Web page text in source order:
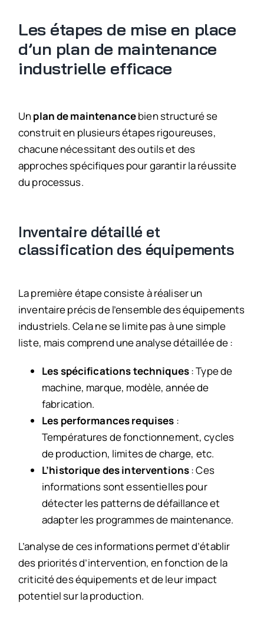
Les étapes de mise en place
d’un plan de maintenance
industrielle efficace
Un plan de maintenancebien structuré se
construit en plusieurs étapes rigoureuses,
chacune nécessitant des outils et des
approches spécifiques pour garantir la réussite
du processus.
Inventaire détaillé et
classification des équipements
La première étape consiste à réaliser un
inventaire précis de l’ensemble des équipements
industriels. Cela ne se limite pas à une simple
liste, mais comprend une analyse détaillée de :
Les spécifications techniques: Type de
machine, marque, modèle, année de
fabrication.
Les performances requises :
Températures de fonctionnement, cycles
de production, limites de charge, etc.
L’historique des interventions: Ces
informations sont essentielles pour
détecter les patterns de défaillance et
adapter les programmes de maintenance.
L’analyse de ces informations permet d’établir
des priorités d’intervention, en fonction de la
criticité des équipements et de leur impact
potentiel sur la production.